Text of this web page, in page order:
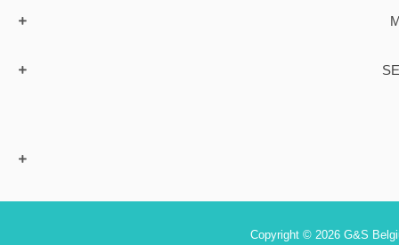
Copyright © 2026 G&S